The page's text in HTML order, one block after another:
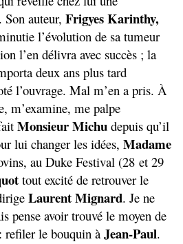
auteur, Frigyes Karinthy,
l’évolution de sa tumeur
l’en délivra avec succès ; la
deux ans plus tard
l’ouvrage. Mal m’en a pris. À
m’examine, me palpe
Monsieur Michu depuis qu’il
lui changer les idées, Madame
au Duke Festival (28 et 29
tout excité de retrouver le
Laurent Mignard. Je ne
pense avoir trouvé le moyen de
refiler le bouquin à Jean-Paul.